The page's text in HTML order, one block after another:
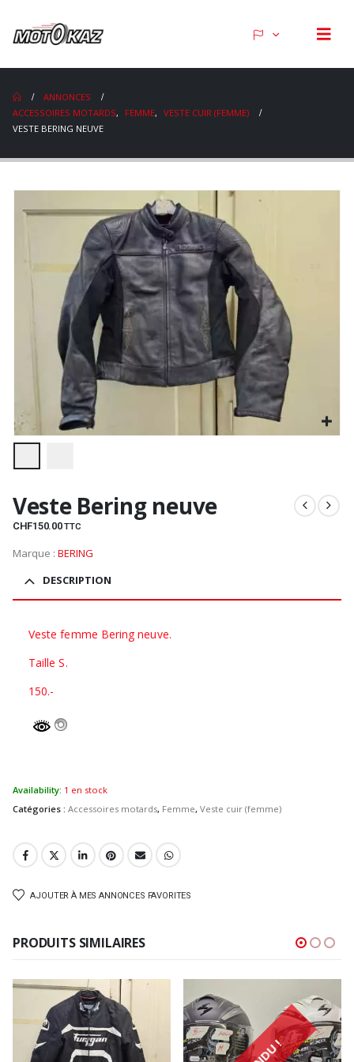
ANNONCES
ACCESSOIRES MOTARDS, FEMME, VESTE CUIR (FEMME)
VESTE BERING NEUVE
Veste Bering neuve
CHF150.00TTC
Marque : BERING
DESCRIPTION
Veste femme Bering neuve.
Taille S.
150.-
Availability: 1 en stock
Catégories : Accessoires motards, Femme, Veste cuir (femme)
AJOUTER À MES ANNONCES FAVORITES
PRODUITS SIMILAIRES